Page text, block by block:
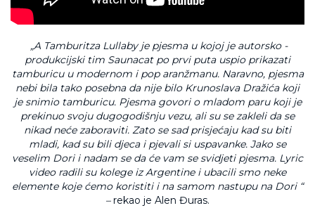
„A Tamburitza Lullaby je pjesma u kojoj je autorsko -
produkcijski tim Saunacat po prvi puta uspio prikazati
tamburicu u modernom i pop aranžmanu. Naravno, pjesma
nebi bila tako posebna da nije bilo Krunoslava Dražića koji
je snimio tamburicu. Pjesma govori o mladom paru koji je
prekinuo svoju dugogodišnju vezu, ali su se zakleli da se
nikad neće zaboraviti. Zato se sad prisjećaju kad su biti
mladi, kad su bili djeca i pjevali si uspavanke. Jako se
veselim Dori i nadam se da će vam se svidjeti pjesma. Lyric
video radili su kolege iz Argentine i ubacili smo neke
elemente koje ćemo koristiti i na samom nastupu na Dori “
–rekao je Alen Đuras.